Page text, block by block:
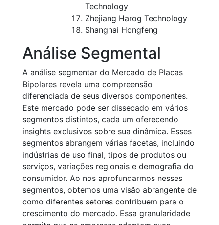
Technology
Zhejiang Harog Technology
Shanghai Hongfeng
Análise Segmental
A análise segmentar do Mercado de Placas
Bipolares revela uma compreensão
diferenciada de seus diversos componentes.
Este mercado pode ser dissecado em vários
segmentos distintos, cada um oferecendo
insights exclusivos sobre sua dinâmica. Esses
segmentos abrangem várias facetas, incluindo
indústrias de uso final, tipos de produtos ou
serviços, variações regionais e demografia do
consumidor. Ao nos aprofundarmos nesses
segmentos, obtemos uma visão abrangente de
como diferentes setores contribuem para o
crescimento do mercado. Essa granularidade